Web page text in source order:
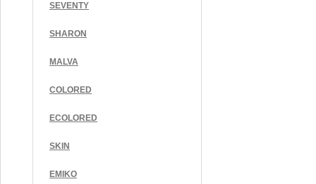
SEVENTY
SHARON
MALVA
COLORED
ECOLORED
SKIN
EMIKO